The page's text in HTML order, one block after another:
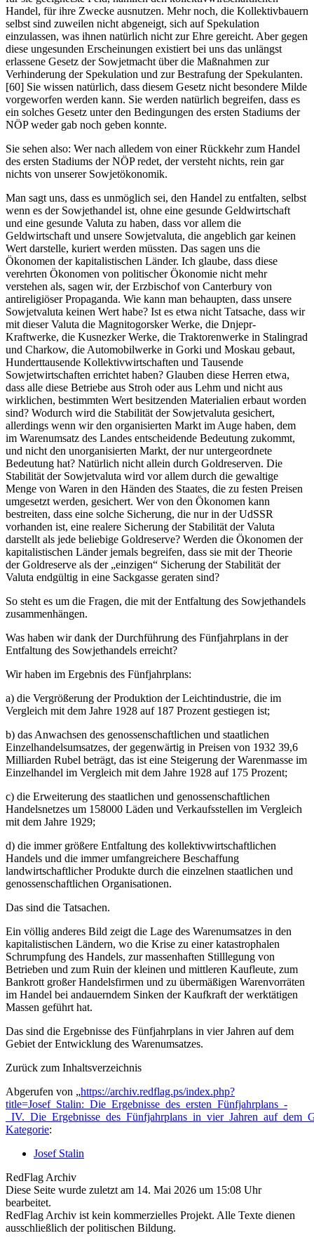
Handel, für ihre Zwecke ausnutzen. Mehr noch, die Kollektivbauern
selbst sind zuweilen nicht abgeneigt, sich auf Spekulation
einzulassen, was ihnen natürlich nicht zur Ehre gereicht. Aber gegen
diese ungesunden Erscheinungen existiert bei uns das unlängst
erlassene Gesetz der Sowjetmacht über die Maßnahmen zur
Verhinderung der Spekulation und zur Bestrafung der Spekulanten.
[60] Sie wissen natürlich, dass diesem Gesetz nicht besondere Milde
vorgeworfen werden kann. Sie werden natürlich begreifen, dass es
ein solches Gesetz unter den Bedingungen des ersten Stadiums der
NÖP weder gab noch geben konnte.
Sie sehen also: Wer nach alledem von einer Rückkehr zum Handel
des ersten Stadiums der NÖP redet, der versteht nichts, rein gar
nichts von unserer Sowjetökonomik.
Man sagt uns, dass es unmöglich sei, den Handel zu entfalten, selbst
wenn es der Sowjethandel ist, ohne eine gesunde Geldwirtschaft
und eine gesunde Valuta zu haben, dass vor allem die
Geldwirtschaft und unsere Sowjetvaluta, die angeblich gar keinen
Wert darstelle, kuriert werden müssten. Das sagen uns die
Ökonomen der kapitalistischen Länder. Ich glaube, dass diese
verehrten Ökonomen von politischer Ökonomie nicht mehr
verstehen als, sagen wir, der Erzbischof von Canterbury von
antireligiöser Propaganda. Wie kann man behaupten, dass unsere
Sowjetvaluta keinen Wert habe? Ist es etwa nicht Tatsache, dass wir
mit dieser Valuta die Magnitogorsker Werke, die Dnjepr-
Kraftwerke, die Kusnezker Werke, die Traktorenwerke in Stalingrad
und Charkow, die Automobilwerke in Gorki und Moskau gebaut,
Hunderttausende Kollektivwirtschaften und Tausende
Sowjetwirtschaften errichtet haben? Glauben diese Herren etwa,
dass alle diese Betriebe aus Stroh oder aus Lehm und nicht aus
wirklichen, bestimmten Wert besitzenden Materialien erbaut worden
sind? Wodurch wird die Stabilität der Sowjetvaluta gesichert,
allerdings wenn wir den organisierten Markt im Auge haben, dem
im Warenumsatz des Landes entscheidende Bedeutung zukommt,
und nicht den unorganisierten Markt, der nur untergeordnete
Bedeutung hat? Natürlich nicht allein durch Goldreserven. Die
Stabilität der Sowjetvaluta wird vor allem durch die gewaltige
Menge von Waren in den Händen des Staates, die zu festen Preisen
umgesetzt werden, gesichert. Wer von den Ökonomen kann
bestreiten, dass eine solche Sicherung, die nur in der UdSSR
vorhanden ist, eine realere Sicherung der Stabilität der Valuta
darstellt als jede beliebige Goldreserve? Werden die Ökonomen der
kapitalistischen Länder jemals begreifen, dass sie mit der Theorie
der Goldreserve als der „einzigen“ Sicherung der Stabilität der
Valuta endgültig in eine Sackgasse geraten sind?
So steht es um die Fragen, die mit der Entfaltung des Sowjethandels
zusammenhängen.
Was haben wir dank der Durchführung des Fünfjahrplans in der
Entfaltung des Sowjethandels erreicht?
Wir haben im Ergebnis des Fünfjahrplans:
a) die Vergrößerung der Produktion der Leichtindustrie, die im
Vergleich mit dem Jahre 1928 auf 187 Prozent gestiegen ist;
b) das Anwachsen des genossenschaftlichen und staatlichen
Einzelhandelsumsatzes, der gegenwärtig in Preisen von 1932 39,6
Milliarden Rubel beträgt, das ist eine Steigerung der Warenmasse im
Einzelhandel im Vergleich mit dem Jahre 1928 auf 175 Prozent;
c) die Erweiterung des staatlichen und genossenschaftlichen
Handelsnetzes um 158000 Läden und Verkaufsstellen im Vergleich
mit dem Jahre 1929;
d) die immer größere Entfaltung des kollektivwirtschaftlichen
Handels und die immer umfangreichere Beschaffung
landwirtschaftlicher Produkte durch die einzelnen staatlichen und
genossenschaftlichen Organisationen.
Das sind die Tatsachen.
Ein völlig anderes Bild zeigt die Lage des Warenumsatzes in den
kapitalistischen Ländern, wo die Krise zu einer katastrophalen
Schrumpfung des Handels, zur massenhaften Stilllegung von
Betrieben und zum Ruin der kleinen und mittleren Kaufleute, zum
Bankrott großer Handelsfirmen und zu übermäßigen Warenvorräten
im Handel bei andauerndem Sinken der Kaufkraft der werktätigen
Massen geführt hat.
Das sind die Ergebnisse des Fünfjahrplans in vier Jahren auf dem
Gebiet der Entwicklung des Warenumsatzes.
Zurück zum Inhaltsverzeichnis
Abgerufen von „https://archiv.redflag.ps/index.php?
title=Josef_Stalin:_Die_Ergebnisse_des_ersten_Fünfjahrplans_-
Kategorie:
Josef Stalin
RedFlag Archiv
Diese Seite wurde zuletzt am 14. Mai 2026 um 15:08 Uhr
bearbeitet.
RedFlag Archiv ist kein kommerzielles Projekt. Alle Texte dienen
ausschließlich der politischen Bildung.